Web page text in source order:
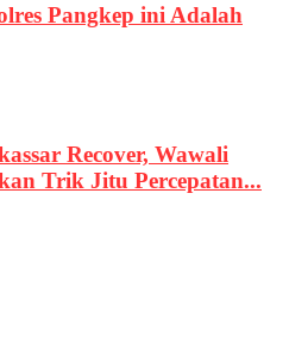
Pangkep ini Adalah
Recover, Wawali
Trik Jitu Percepatan...